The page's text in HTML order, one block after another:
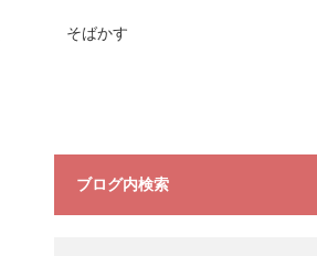
そばかす
ブログ内検索